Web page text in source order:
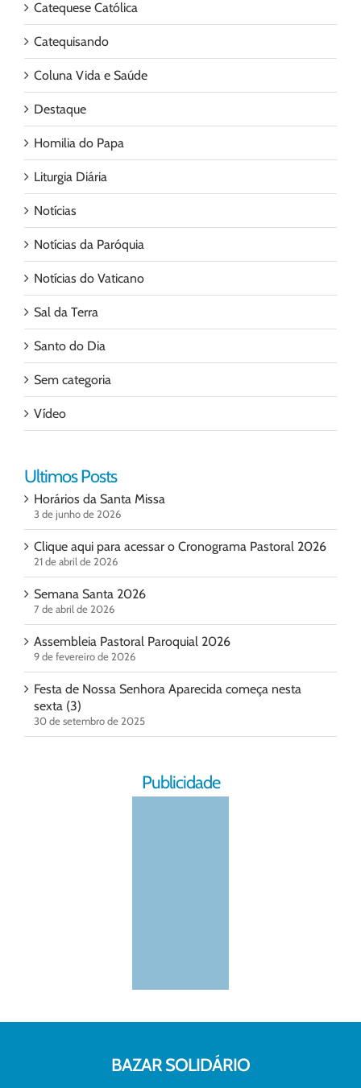
Catequese Católica
Catequisando
Coluna Vida e Saúde
Destaque
Homilia do Papa
Liturgia Diária
Notícias
Notícias da Paróquia
Notícias do Vaticano
Sal da Terra
Santo do Dia
Sem categoria
Vídeo
Ultimos Posts
Horários da Santa Missa
3 de junho de 2026
Clique aqui para acessar o Cronograma Pastoral 2026
21 de abril de 2026
Semana Santa 2026
7 de abril de 2026
Assembleia Pastoral Paroquial 2026
9 de fevereiro de 2026
Festa de Nossa Senhora Aparecida começa nesta
sexta (3)
30 de setembro de 2025
Publicidade
BAZAR SOLIDÁRIO